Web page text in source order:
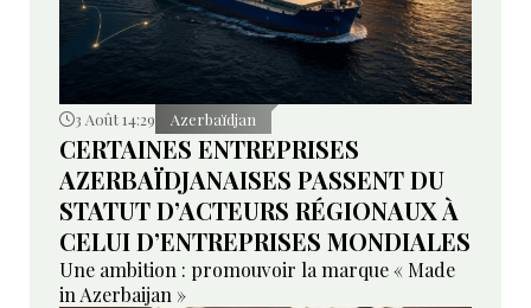
3 Août 14:29 Azerbaïdjan
CERTAINES ENTREPRISES
AZERBAÏDJANAISES PASSENT DU
STATUT D’ACTEURS RÉGIONAUX À
CELUI D’ENTREPRISES MONDIALES
Une ambition : promouvoir la marque « Made
in Azerbaijan »